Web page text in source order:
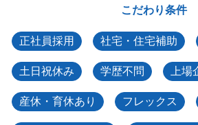
こだわり条件
正社員採用 社宅・住宅補助
土日祝休み 学歴不問 上場
産休・育休あり フレックス